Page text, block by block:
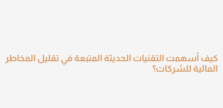
كيف أسهمت التقنيات الحديثة المتبعة في تقليل المخاطر
المالية للشركات؟